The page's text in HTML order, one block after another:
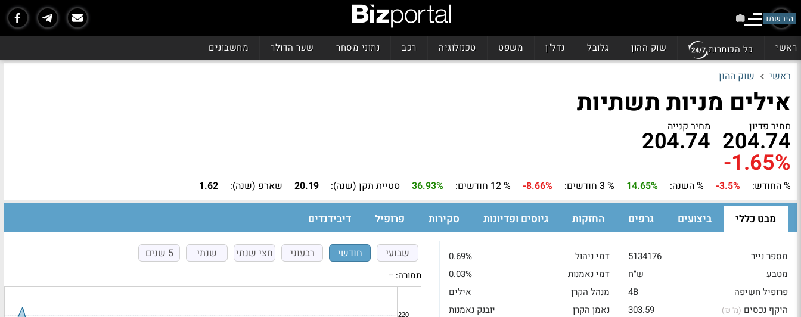
הירשמו
ראשי כל הכותרות שוק ההון גלובל נדל"ן משפט טכנולוגיה רכב נתוני מסחר שער הדולר מחשבונים
ראשי שוק ההון
אילים מניות תשתיות
מחיר פדיון
204.74 מחיר קנייה
204.74
-1.65%
% החודש: -3.5% % השנה: 14.65% % 3 חודשים: -8.66% % 12 חודשים: 36.93% סטיית תקן (שנה): 20.19 שארפ (שנה): 1.62
מבט כללי ביצועים גרפים החזקות גיוסים ופדיונות סקירות פרופיל דיבידנדים
מספר נייר
5134176
מטבע
ש"ח
פרופיל חשיפה
4B
היקף נכסים (מ' ₪)
303.59
דמי ניהול
0.69%
דמי נאמנות
0.03%
מנהל הקרן
אילים
נאמן הקרן
יובנק נאמנות
שבועי חודשי רבעוני חצי שנתי שנתי 5 שנים
תמורה: --
נכון ל - 06/26